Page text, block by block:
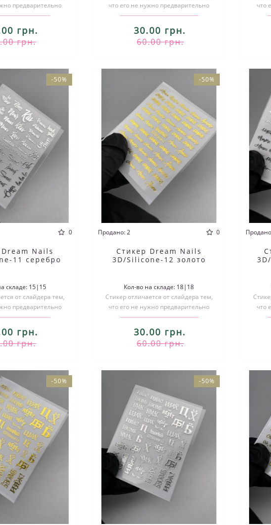
предварительно
и размачивать..
грн.
грн.
что его не нужно предварительно
вырезать по размеру и размачивать..
30.00 грн.
60.00 грн.
что
-50%
0
Nails
11 серебро
складе: 15|15
от слайдера тем,
предварительно
и размачивать..
грн.
грн.
-50%
Продано: 2 0
Стикер Dream Nails
3D/Silicone-12 золото
Кол-во на складе: 18|18
Стикер отличается от слайдера тем,
что его не нужно предварительно
вырезать по размеру и размачивать..
30.00 грн.
60.00 грн.
что
-50% -50%